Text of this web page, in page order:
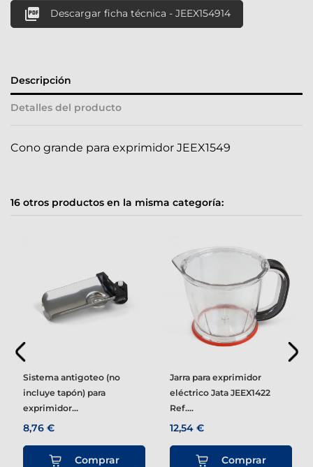
 Descargar ficha técnica - JEEX154914
Descripción
Detalles del producto
Cono grande para exprimidor JEEX1549
16 otros productos en la misma categoría:
Sistema antigoteo (no
incluye tapón) para
exprimidor...
8,76 €
Comprar
Jarra para exprimidor
eléctrico Jata JEEX1422
Ref....
12,54 €
Comprar